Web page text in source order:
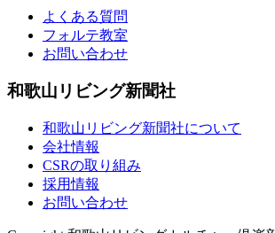
よくある質問
フォルテ教室
お問い合わせ
和歌山リビング新聞社
和歌山リビング新聞社について
会社情報
CSRの取り組み
採用情報
お問い合わせ